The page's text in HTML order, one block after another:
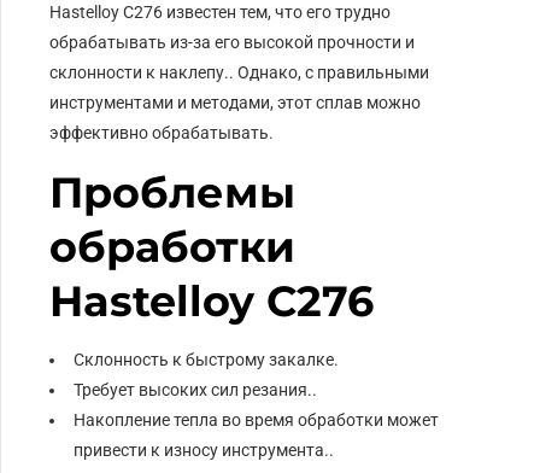
Hastelloy C276 известен тем, что его трудно
обрабатывать из-за его высокой прочности и
склонности к наклепу.. Однако, с правильными
инструментами и методами, этот сплав можно
эффективно обрабатывать.
Проблемы
обработки
Hastelloy C276
Склонность к быстрому закалке.
Требует высоких сил резания..
Накопление тепла во время обработки может
привести к износу инструмента..